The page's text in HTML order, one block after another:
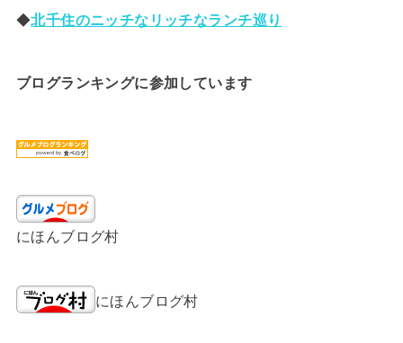
◆北千住のニッチなリッチなランチ巡り
ブログランキングに参加しています
にほんブログ村
にほんブログ村